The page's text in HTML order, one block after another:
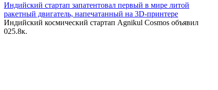
Индийский стартап запатентовал первый в мире литой
ракетный двигатель, напечатанный на 3D-принтере
Индийский космический стартап Agnikul Cosmos объявил
025.8к.